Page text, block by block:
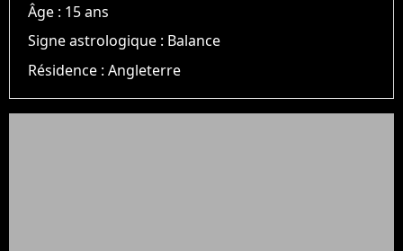
Âge : 15 ans
Signe astrologique : Balance
Résidence :Angleterre